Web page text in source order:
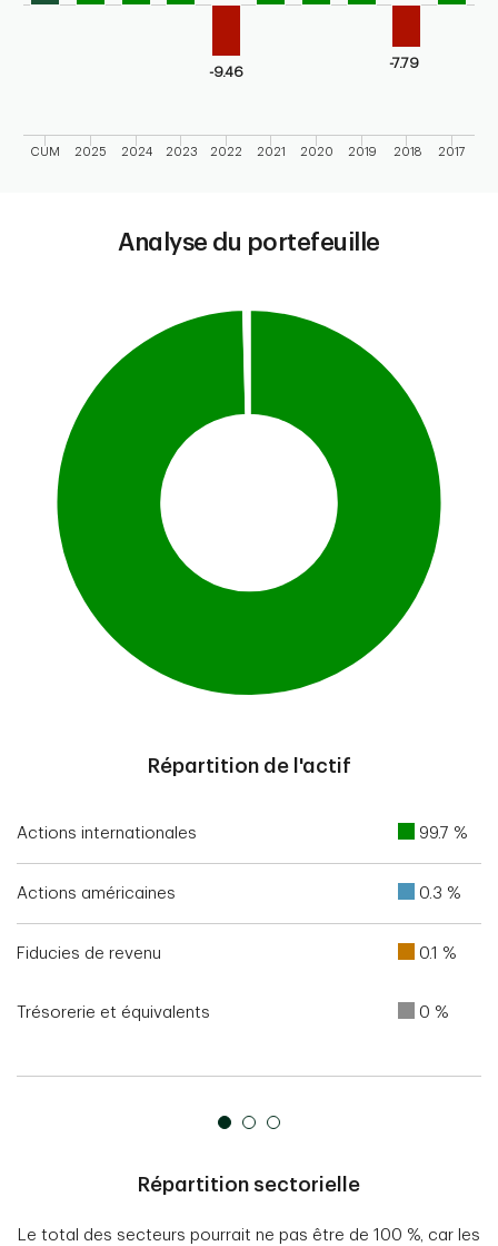
-9.46
-7.79
CUM 2025 2024 2023 2022 2021 2020 2019 2018 2017
Analyse du portefeuille
Pie chart with 4 slices.
This is a portfolio analysis pie chart
Répartition de l'actif
Actions internationales 99.7 %
Actions américaines 0.3 %
Fiducies de revenu 0.1 %
Trésorerie et équivalents 0 %
Répartition sectorielle
Le total des secteurs pourrait ne pas être de 100 %, car les